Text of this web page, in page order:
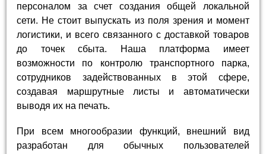
персоналом за счет создания общей локальной
сети. Не стоит выпускать из поля зрения и момент
логистики, и всего связанного с доставкой товаров
до точек сбыта. Наша платформа имеет
возможности по контролю транспортного парка,
сотрудников задействованных в этой сфере,
создавая маршрутные листы и автоматически
выводя их на печать.
При всем многообразии функций, внешний вид
разработан для обычных пользователей